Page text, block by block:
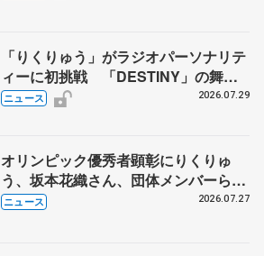
「りくりゅう」がラジオパーソナリテ
ィーに初挑戦 「DESTINY」の舞台
裏エピソードも
ニュース 2026.07.29
オリンピック優秀者顕彰にりくりゅ
う、坂本花織さん、団体メンバーら
8月7日に文科省が表彰式、ブルーノ・
ニュース 2026.07.27